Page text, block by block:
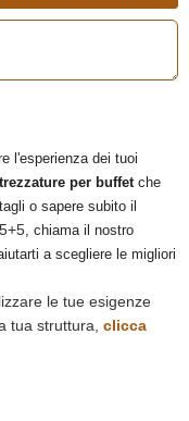
l'esperienza dei tuoi
per buffetche
o sapere subito il
, chiama il nostro
a scegliere le migliori
le tue esigenze
tua struttura, clicca